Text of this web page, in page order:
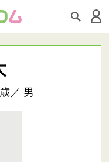
／ 男